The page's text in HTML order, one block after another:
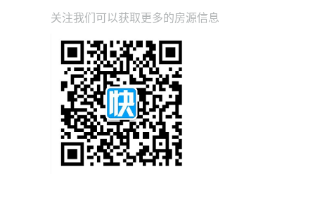
关注我们可以获取更多的房源信息